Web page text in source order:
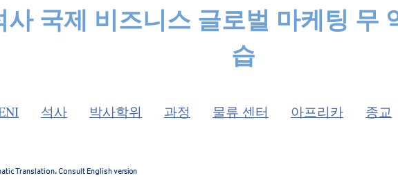
사 국제 비즈니스 글로벌 마케팅 무
습
석사 박사학위 과정 물류 센터 아프리카 종교